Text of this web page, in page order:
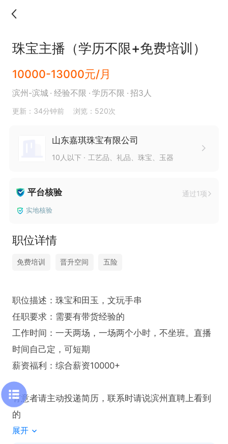
珠宝主播（学历不限+免费培训）
10000-13000元/月
滨州-滨城 经验不限 学历不限 招3人
更新：34分钟前 浏览：520次
山东嘉琪珠宝有限公司
10人以下 工艺品、礼品、珠宝、玉器
平台核验 通过1项
实地核验
职位详情
免费培训 晋升空间 五险
职位描述：珠宝和田玉，文玩手串
任职要求：需要有带货经验的
工作时间：一天两场，一场两个小时，不坐班。直播
时间自己定，可短期
薪资福利：综合薪资10000+
有意者请主动投递简历，联系时请说滨州直聘上看到
的
展开